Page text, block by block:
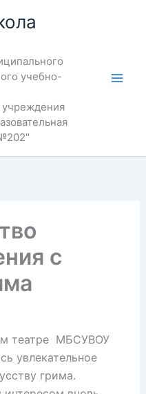
учебно-
учреждения
с
театре МБСУВОУ
увлекательное
грима.